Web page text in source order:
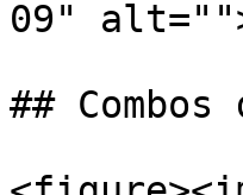
09"
##